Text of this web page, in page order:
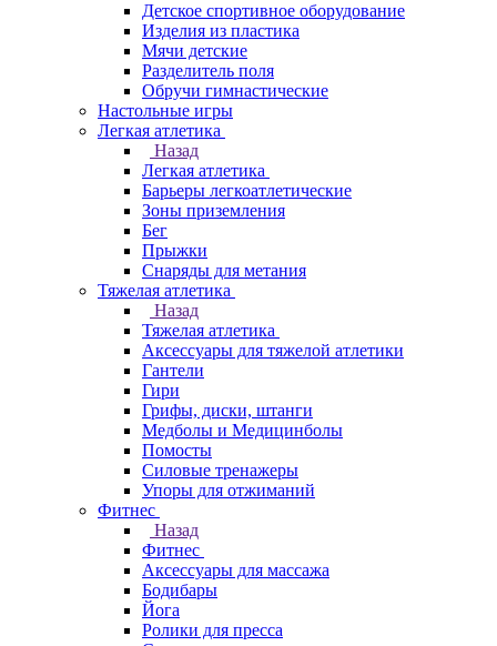
Детское спортивное оборудование
Изделия из пластика
Мячи детские
Разделитель поля
Обручи гимнастические
Настольные игры
Легкая атлетика
Назад
Легкая атлетика
Барьеры легкоатлетические
Зоны приземления
Бег
Прыжки
Снаряды для метания
Тяжелая атлетика
Назад
Тяжелая атлетика
Аксессуары для тяжелой атлетики
Гантели
Гири
Грифы, диски, штанги
Медболы и Медицинболы
Помосты
Силовые тренажеры
Упоры для отжиманий
Фитнес
Назад
Фитнес
Аксессуары для массажа
Бодибары
Йога
Ролики для пресса